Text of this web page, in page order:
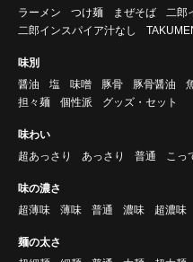
ラーメン
つけ麺 まぜそば
二郎
二郎インスパイア汁なし
味別
醤油
塩 味噌 豚骨 豚骨醤油
担々麺
個性派 グッズ・セット
味わい
超あっさり
あっさり 普通 こっ
味の濃さ
超薄味
薄味 普通 濃味 超濃味
麺の太さ